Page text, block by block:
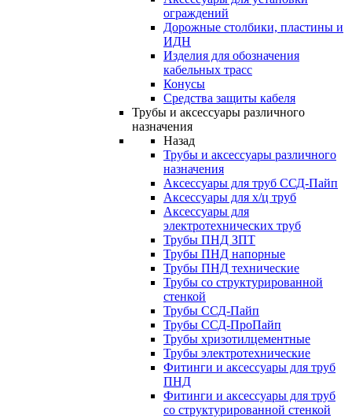
ограждений
Дорожные столбики, пластины и
ИДН
Изделия для обозначения
кабельных трасс
Конусы
Средства защиты кабеля
Трубы и аксессуары различного
назначения
Назад
Трубы и аксессуары различного
назначения
Аксессуары для труб ССД-Пайп
Аксессуары для х/ц труб
Аксессуары для
электротехнических труб
Трубы ПНД ЗПТ
Трубы ПНД напорные
Трубы ПНД технические
Трубы со структурированной
стенкой
Трубы ССД-Пайп
Трубы ССД-ПроПайп
Трубы хризотилцементные
Трубы электротехнические
Фитинги и аксессуары для труб
ПНД
Фитинги и аксессуары для труб
со структурированной стенкой